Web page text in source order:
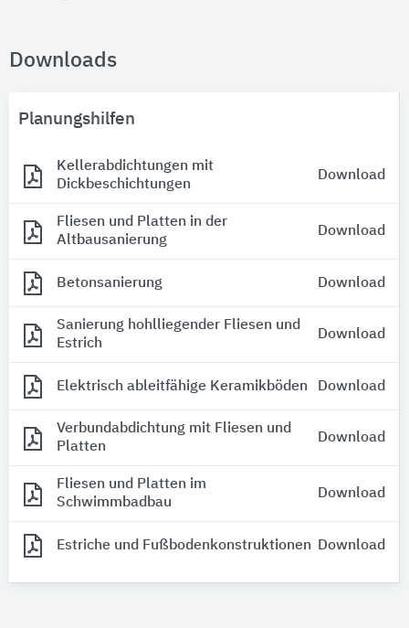
Downloads
Planungshilfen
Kellerabdichtungen mit
Dickbeschichtungen
Download
Fliesen und Platten in der
Altbausanierung
Download
Betonsanierung Download
Sanierung hohlliegender Fliesen und
Estrich
Download
Elektrisch ableitfähige Keramikböden Download
Verbundabdichtung mit Fliesen und
Platten
Download
Fliesen und Platten im
Schwimmbadbau
Download
Estriche und Fußbodenkonstruktionen Download